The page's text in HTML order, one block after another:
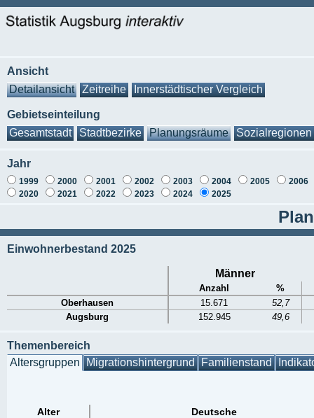
Ansicht
Detailansicht
Zeitreihe Innerstädtischer Vergleich
Gebietseinteilung
Gesamtstadt
Stadtbezirke Planungsräume Sozialregionen
Jahr
1999 2000 2001 2002 2003 2004 2005
2006
2020
2021 2022 2023 2024 2025
Einwohnerbestand 2025
Männer
Anzahl
%
Oberhausen
15.671
52,7
Augsburg
152.945 49,6
Themenbereich
Altersgruppen Migrationshintergrund Familienstand
Alter Deutsche